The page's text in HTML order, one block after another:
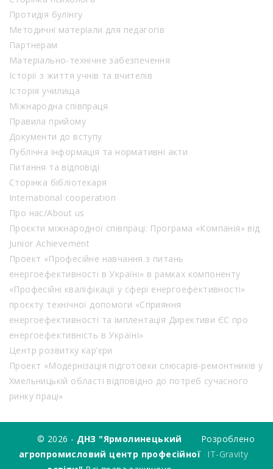
Протидія булінгу
Методичні матеріали для педагогів
Партнерам
Матеріально-технічне забезпечення
Історії з життя учнів та вчителів
Історія училища
Міжнародна співпраця
Правила прийому
Документи до вступу
Публічна інформація та нормативні акти
Питання та відповіді
Сторінка бібліотекаря
International cooperation
Про нас/About us
Проєкти міжнародної співпраці: Програма «Компанія» від
Junior Achievement
Проект «Професійне навчання з питань
енергоефективності в Україні» в рамках компоненту
«Професійні кваліфікації у сфері енергоефективності»
проєкту технічної допомоги «Сприяння
енергоефективності та імплентація Директиви ЄС про
енергоефективність в Україні»
Центр розвитку кар’єри
Проект «Модернізація підготовки слюсарів-ремонтників у
Хмельницькій області відповідно до потреб сучасного
ринку праці»
© 2026 - ДНЗ "Ярмолинецький
агропромисловий центр професійної
Розроблено
IT-Gravity